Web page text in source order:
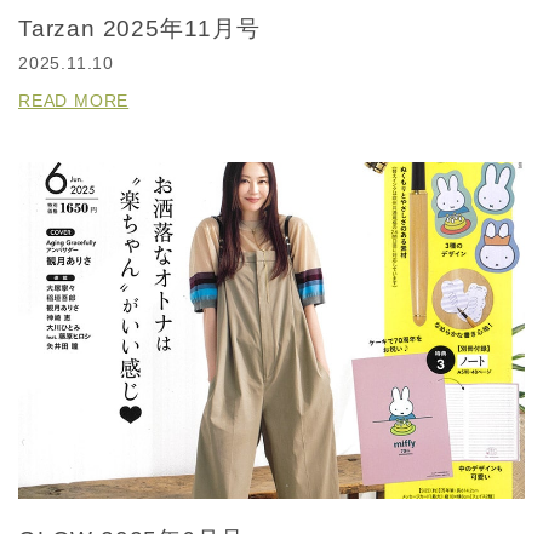
Tarzan 2025年11月号
2025.11.10
READ MORE